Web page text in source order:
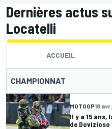
Dernières actus
Locatelli
ACCUEIL
CHAMPIONNAT
MOTOGP18
Il y a 15 ans,
de Dovizioso